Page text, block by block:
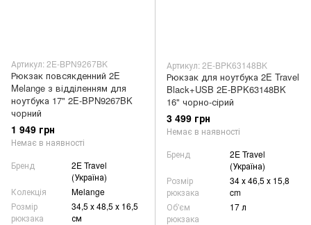
Артикул: 2E-BPN9267BK
Рюкзак повсякденний 2E
Melange з відділенням для
ноутбука 17" 2E-BPN9267BK
чорний
1 949 грн
Немає в наявності
Бренд
2E Travel
(Україна)
Колекція
Melange
Розмір
рюкзака
34,5 х 48,5 х 16,5
см
Артикул: 2E-BPK63148BK
Рюкзак для ноутбука 2E Travel
Black+USB 2E-BPK63148BK
16" чорно-сірий
3 499 грн
Немає в наявності
Бренд
2E Travel
(Україна)
Розмір
рюкзака
34 х 46,5 х 15,8
cm
Об'єм
рюкзака
17 л